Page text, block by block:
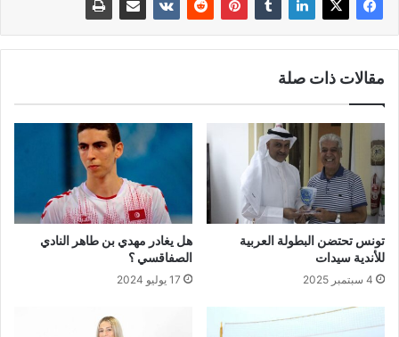
مقالات ذات صلة
تونس تحتضن البطولة العربية
للأندية سيدات
4 سبتمبر 2025
هل يغادر مهدي بن طاهر النادي
الصفاقسي ؟
17 يوليو 2024